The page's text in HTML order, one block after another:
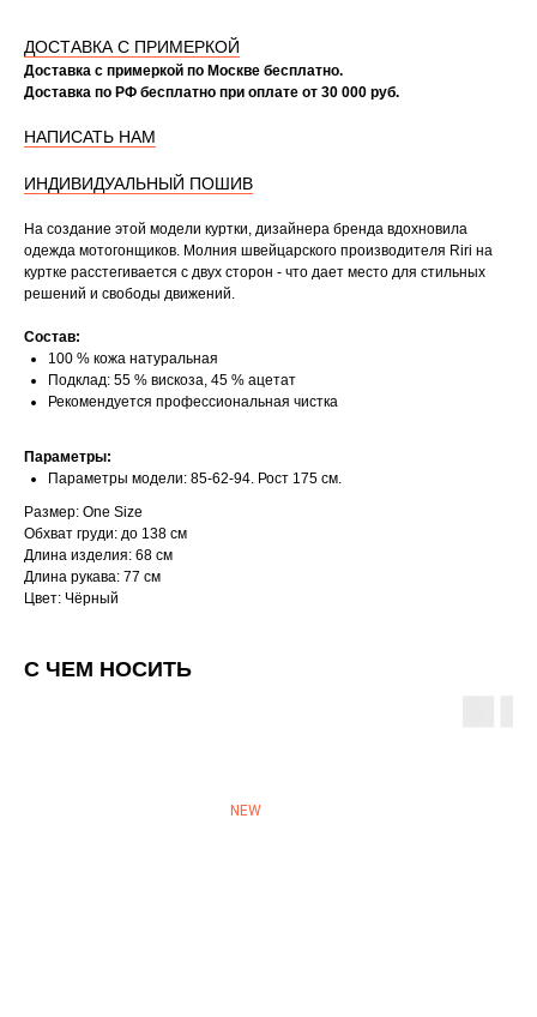
ДОСТАВКА С ПРИМЕРКОЙ
Доставка с примеркой по Москве бесплатно.
Доставка по РФ бесплатно при оплате от 30 000 руб.
НАПИСАТЬ НАМ
ИНДИВИДУАЛЬНЫЙ ПОШИВ
На создание этой модели куртки, дизайнера бренда вдохновила
одежда мотогонщиков. Молния швейцарского производителя Riri на
куртке расстегивается с двух сторон - что дает место для стильных
решений и свободы движений.
Состав:
100 % кожа натуральная
Подклад: 55 % вискоза, 45 % ацетат
Рекомендуется профессиональная чистка
Параметры:
Параметры модели: 85-62-94. Рост 175 см.
Размер: One Size
Обхват груди: до 138 см
Длина изделия: 68 см
Длина рукава: 77 см
Цвет: Чёрный
С ЧЕМ НОСИТЬ
NEW